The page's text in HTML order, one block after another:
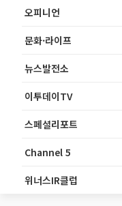
오피니언
문화·라이프
뉴스발전소
이투데이TV
스페셜리포트
Channel 5
위너스IR클럽